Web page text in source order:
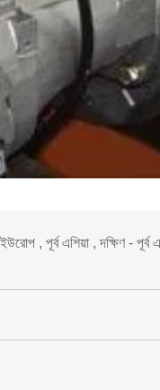
, পূর্ব এশিয়া , দক্ষিণ -